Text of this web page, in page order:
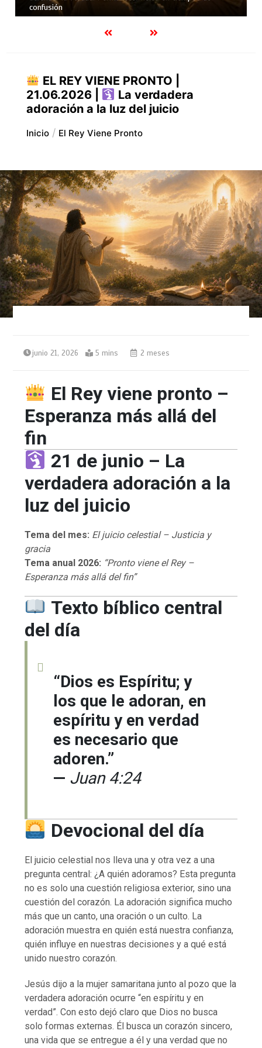
Evangelio en la vida cotidiana
EL REY VIENE PRONTO |
21.06.2026 |
La verdadera
adoración a la luz del juicio
Inicio El Rey Viene Pronto
junio 21, 2026 5 mins 2 meses
El Rey viene pronto –
Esperanza más allá del
fin
21 de junio – La
verdadera adoración a la
luz del juicio
Tema del mes: El juicio celestial – Justicia y
gracia
Tema anual 2026: “Pronto viene el Rey –
Esperanza más allá del fin”
Texto bíblico central
del día
“Dios es Espíritu; y
los que le adoran, en
espíritu y en verdad
es necesario que
adoren.”
— Juan 4:24
Devocional del día
El juicio celestial nos lleva una y otra vez a una
pregunta central: ¿A quién adoramos? Esta pregunta
no es solo una cuestión religiosa exterior, sino una
cuestión del corazón. La adoración significa mucho
más que un canto, una oración o un culto. La
adoración muestra en quién está nuestra confianza,
quién influye en nuestras decisiones y a qué está
unido nuestro corazón.
Jesús dijo a la mujer samaritana junto al pozo que la
verdadera adoración ocurre “en espíritu y en
verdad”. Con esto dejó claro que Dios no busca
solo formas externas. Él busca un corazón sincero,
una vida que se entregue a él y una verdad que no